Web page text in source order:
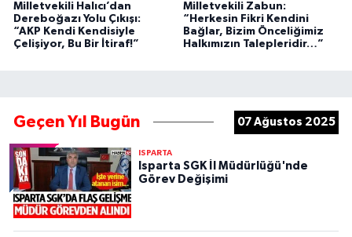
Milletvekili Halıcı’dan
Dereboğazı Yolu Çıkışı:
“AKP Kendi Kendisiyle
Çelişiyor, Bu Bir İtiraf!”
Milletvekili Zabun:
“Herkesin Fikri Kendini
Bağlar, Bizim Önceliğimiz
Halkımızın Talepleridir…”
Geçen Yıl Bugün 07 Ağustos 2025
ISPARTA
Isparta SGK İl Müdürlüğü'nde
Görev Değişimi